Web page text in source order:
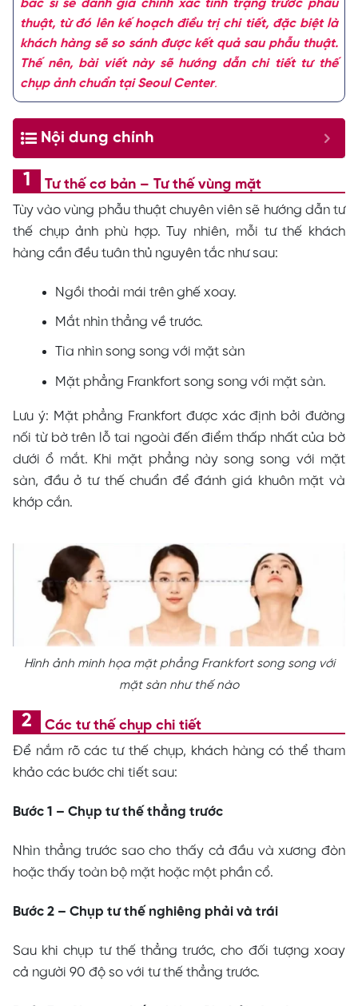
bác sĩ sẽ đánh giá chính xác tình trạng trước phẫu
thuật, từ đó lên kế hoạch điều trị chi tiết, đặc biệt là
khách hàng sẽ so sánh được kết quả sau phẫu thuật.
Thế nên, bài viết này sẽ hướng dẫn chi tiết tư thế
chụp ảnh chuẩn tại Seoul Center.
Nội dung chính
Tư thế cơ bản – Tư thế vùng mặt
Tùy vào vùng phẫu thuật chuyên viên sẽ hướng dẫn tư
thế chụp ảnh phù hợp. Tuy nhiên, mỗi tư thế khách
hàng cần đều tuân thủ nguyên tắc như sau:
Ngồi thoải mái trên ghế xoay.
Mắt nhìn thẳng về trước.
Tia nhìn song song với mặt sàn
Mặt phẳng Frankfort song song với mặt sàn.
Lưu ý: Mặt phẳng Frankfort được xác định bởi đường
nối từ bờ trên lỗ tai ngoài đến điểm thấp nhất của bờ
dưới ổ mắt. Khi mặt phẳng này song song với mặt
sàn, đầu ở tư thế chuẩn để đánh giá khuôn mặt và
khớp cắn.
Hình ảnh minh họa mặt phẳng Frankfort song song với
mặt sàn như thế nào
Các tư thế chụp chi tiết
Để nắm rõ các tư thế chụp, khách hàng có thể tham
khảo các bước chi tiết sau:
Bước 1 – Chụp tư thế thẳng trước
Nhìn thẳng trước sao cho thấy cả đầu và xương đòn
hoặc thấy toàn bộ mặt hoặc một phần cổ.
Bước 2 – Chụp tư thế nghiêng phải và trái
Sau khi chụp tư thế thẳng trước, cho đối tượng xoay
cả người 90 độ so với tư thế thẳng trước.